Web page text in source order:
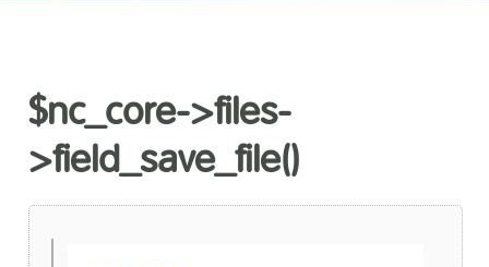
$nc_core->files-
>field_save_file()